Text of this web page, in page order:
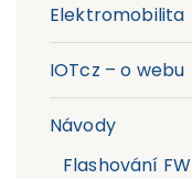
Elektromobilita
IOTcz – o webu
Návody
Flashování FW